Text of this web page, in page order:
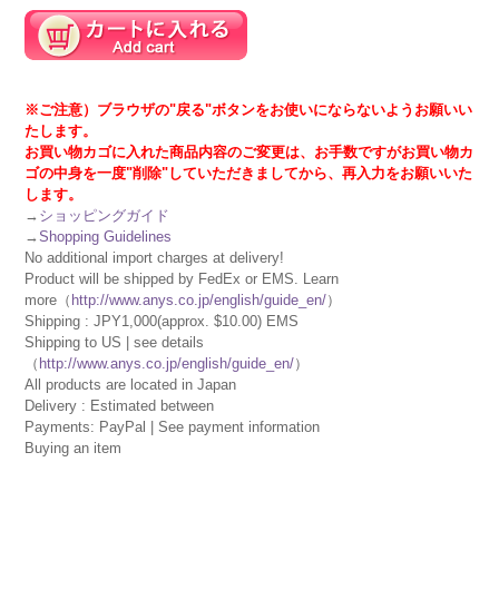
※ご注意）ブラウザの"戻る"ボタンをお使いにならないようお願いい
たします。
お買い物カゴに入れた商品内容のご変更は、お手数ですがお買い物カ
ゴの中身を一度"削除"していただきましてから、再入力をお願いいた
します。
→ ショッピングガイド
→Shopping Guidelines
No additional import charges at delivery!
Product will be shipped by FedEx or EMS. Learn
more（ http://www.anys.co.jp/english/guide_en/）
Shipping : JPY1,000(approx. $10.00) EMS
Shipping to US | see details
（ http://www.anys.co.jp/english/guide_en/）
All products are located in Japan
Delivery : Estimated between
Payments: PayPal | See payment information
Buying an item